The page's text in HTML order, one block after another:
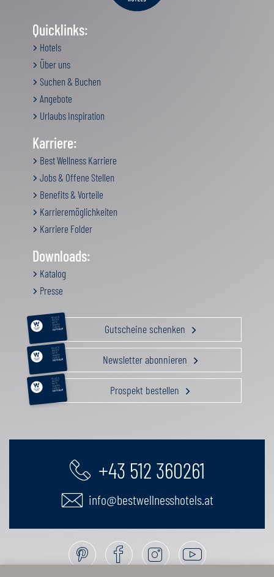
Quicklinks:
Hotels
Über uns
Suchen & Buchen
Angebote
Urlaubs Inspiration
Karriere:
Best Wellness Karriere
Jobs & Offene Stellen
Benefits & Vorteile
Karrieremöglichkeiten
Karriere Folder
Downloads:
Katalog
Presse
RELAX &
BEAUTY
AKTIV
GENUSS
FAMILIE
GUTSCHEIN Gutscheine schenken
RELAX &
BEAUTY
AKTIV
GENUSS
FAMILIE
GUTSCHEIN Newsletter abonnieren
RELAX &
BEAUTY
AKTIV
GENUSS
FAMILIE
GUTSCHEIN Prospekt bestellen
+43 512 360261
info@bestwellnesshotels.at